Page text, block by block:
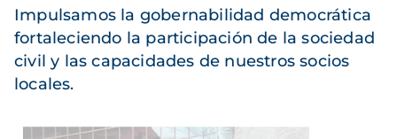
Impulsamos la gobernabilidad democrática
fortaleciendo la participación de la sociedad
civil y las capacidades de nuestros socios
locales.